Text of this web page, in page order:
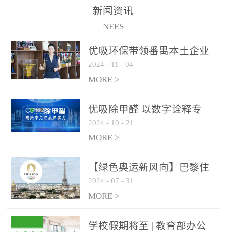
保施工日期：2020年1月珠
（及各出入境边防检查
新闻资讯
NEES
优吸环保带领番禺本​土企业
勇敢破局向“新”
2024 - 11 - 04
MORE >
优吸除甲醛 以数字诠释专
业，尽显除醛品牌实力！
2024 - 10 - 21
MORE >
【绿色奥运新风向】巴黎住
宿风波：优吸环保共建健康
绿色家居
2024 - 07 - 31
MORE >
学校假期将至 | 教育部办公